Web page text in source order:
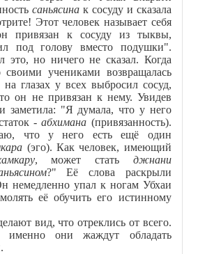
саньясина к сосуду и сказала
Этот человек называет себя
привязан к сосуду из тыквы,
под голову вместо подушки".
это, но ничего не сказал. Когда
своими учениками возвращалась
на глазах у всех выбросил сосуд,
он не привязан к нему. Увидев
заметила: "Я думала, что у него
-абхимана (привязанность).
что у него есть ещё один
(эго). Как человек, имеющий
, может стать джнани
?" Её слова раскрыли
немедленно упал к ногам Убхаи
её обучить его истинному
вид, что отреклись от всего.
они жаждут обладать